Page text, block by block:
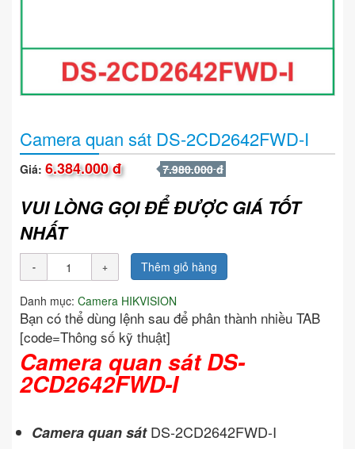
Camera quan sát DS-2CD2642FWD-I
Giá: 6.384.000 đ 7.980.000 đ
VUI LÒNG GỌI ĐỂ ĐƯỢC GIÁ TỐT
NHẤT
Thêm giỏ hàng
Danh mục: Camera HIKVISION
Bạn có thể dùng lệnh sau để phân thành nhiều TAB
[code=Thông số kỹ thuật]
Camera quan sát DS-
2CD2642FWD-I
Camera quan sátDS-2CD2642FWD-I